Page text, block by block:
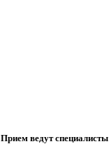
Прием ведут специалисты